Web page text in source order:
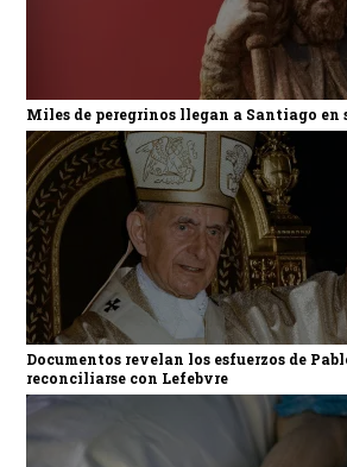
Miles de peregrinos llegan a Santiago en
Documentos revelan los esfuerzos de
reconciliarse con Lefebvre